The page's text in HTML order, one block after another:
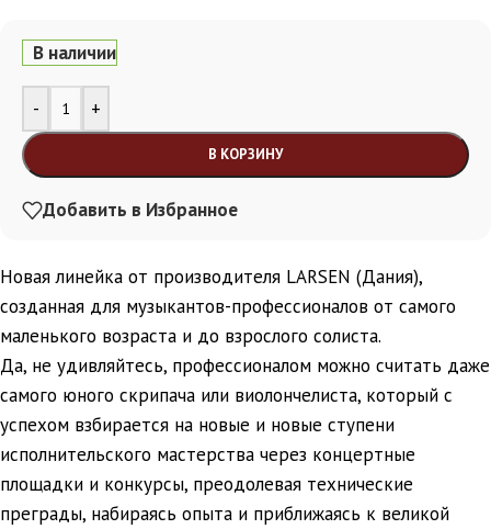
В наличии
- +
В КОРЗИНУ
Alternative:
Добавить в Избранное
Новая линейка от производителя LARSEN (Дания),
созданная для музыкантов-профессионалов от самого
маленького возраста и до взрослого солиста.
Да, не удивляйтесь, профессионалом можно считать даже
самого юного скрипача или виолончелиста, который с
успехом взбирается на новые и новые ступени
исполнительского мастерства через концертные
площадки и конкурсы, преодолевая технические
преграды, набираясь опыта и приближаясь к великой